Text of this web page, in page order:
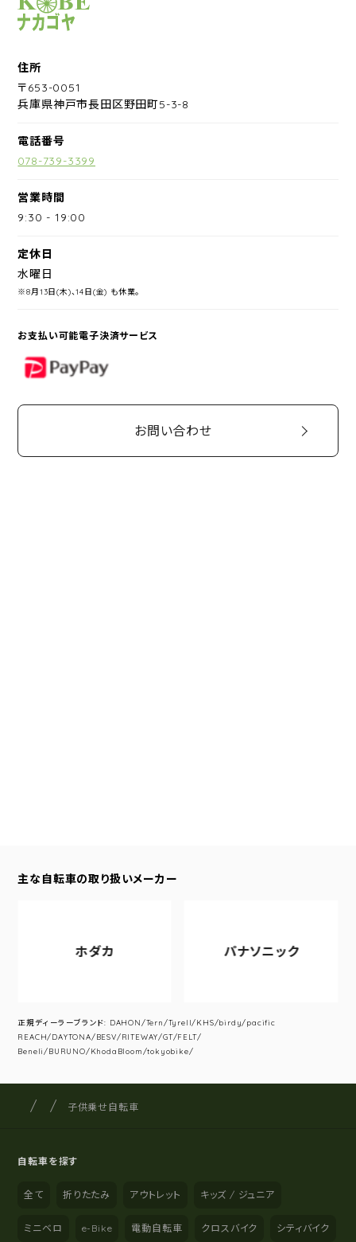
住所
〒653-0051
兵庫県神戸市長田区野田町5-3-8
電話番号
078-739-3399
営業時間
9:30 -19:00
定休日
水曜日
※8月13日(木)、14日(金) も休業。
お支払い可能電子決済サービス
PayPay
お問い合わせ
主な自転車の取り扱いメーカー
ホダカ パナソニック
正規ディーラーブランド: DAHON/Tern/Tyrell/KHS/birdy/pacific
REACH/DAYTONA/BESV/RITEWAY/GT/FELT/
Beneli/BURUNO/KhodaBloom/tokyobike/
サイト内の現在地
サイクルショップナカゴヤ
子供乗せ自転車
自転車を探す
全て 折りたたみ アウトレット キッズ / ジュニア
ミニベロ e-Bike 電動自転車 クロスバイク シティバイク